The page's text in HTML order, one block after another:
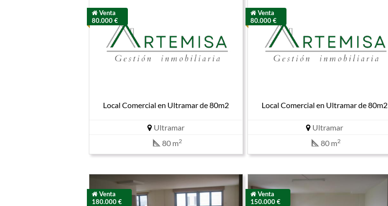
Venta
80.000 €
Local Comercial en Ultramar de 80m2
Ultramar
80 m2
Venta
80.000 €
Local Comercial en Ultramar de 80m2
Ultramar
80 m2
Venta
180.000 €
Venta
150.000 €